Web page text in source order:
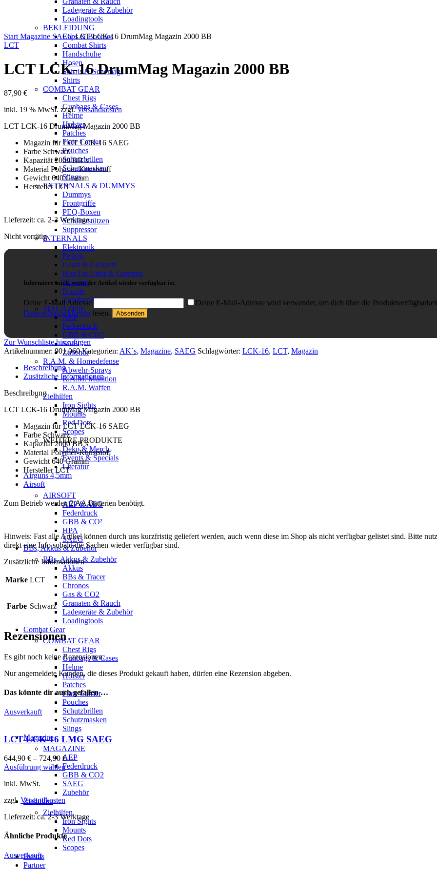
Ladegeräte & Zubehör
Loadingtools
BEKLEIDUNG
Caps & Boonies
Combat Shirts
Handschuhe
Hosen
Schals & Schemags
Shirts
COMBAT GEAR
Chest Rigs
Gunbags & Cases
Helme
Holster
Patches
Plate Carrier
Pouches
Schutzbrillen
Schutzmasken
Slings
EXTERNALS & DUMMYS
Dummys
Frontgriffe
PEQ-Boxen
Schulterstützen
Suppressor
INTERNALS
Elektronik
Federn
Gears & Gearsets
Hop Up Units & Gummis
Motoren
Nozzle
Zubehör & Werkzeuge
MAGAZINE
AEP
Federdruck
GBB & CO2
SAEG
Zubehör
R.A.M. & Homedefense
Abwehr-Sprays
R.A.M. Munition
R.A.M. Waffen
Zielhilfen
Iron Sights
Mounts
Red Dots
Scopes
WEITERE PRODUKTE
Deko & Merch
Events & Specials
Literatur
Airguns 4,5mm
Airsoft
AIRSOFT
AEP & AEG
Federdruck
GBB & CO²
HPA
SAEG
BBs, Akkus & Zubehör
BBs, Akkus & Zubehör
Akkus
BBs & Tracer
Chronos
Gas & CO2
Granaten & Rauch
Ladegeräte & Zubehör
Loadingtools
Combat Gear
COMBAT GEAR
Chest Rigs
Gunbags & Cases
Helme
Holster
Patches
Plate Carrier
Pouches
Schutzbrillen
Schutzmasken
Slings
Magazine
MAGAZINE
AEP
Federdruck
GBB & CO2
SAEG
Zubehör
Zielhilfen
Zielhilfen
Iron Sights
Mounts
Red Dots
Scopes
Events
Partner
Start Magazine SAEGLCT LCK-16 DrumMag Magazin 2000 BB
LCT
LCT LCK-16 DrumMag Magazin 2000 BB
87,90 €
inkl. 19 % MwSt. zzgl.Versandkosten
LCT LCK-16 DrumMag Magazin 2000 BB
Magazin für LCT LCK-16 SAEG
Farbe Schwarz
Kapazität 2000 BB´s
Material Polymer-Kunststoff
Gewicht 640 Gramm
Hersteller LCT
Lieferzeit: ca. 2-3 Werktage
Nicht vorrätig
Informiere mich, wenn der Artikel wieder verfügbar ist.
Deine E-Mail Adresse
Deine E-Mail-Adresse wird verwendet, um dich über die
Datenschutzerklärung lesen.
Zur Wunschliste hinzufügen
Artikelnummer: 901.060Kategorien: AK`s, Magazine, SAEG Schlagwörter: LCK-16, LCT, Magazin
Beschreibung
Zusätzliche Informationen
Beschreibung
LCT LCK-16 DrumMag Magazin 2000 BB
Magazin für LCT LCK-16 SAEG
Farbe Schwarz
Kapazität 2000 BB´s
Material Polymer-Kunststoff
Gewicht 640 Gramm
Hersteller LCT
Zum Betrieb werden 2 AA Batterien benötigt.
Hinweis: Fast alle Artikel können durch uns kurzfristig geliefert werden, auch wenn diese im Shop als nicht verfügbar gelistet sind. Bitte
direkt eine Info sobald die Sachen wieder verfügbar sind.
Zusätzliche Informationen
Marke LCT
Farbe Schwarz
Rezensionen
Es gibt noch keine Rezensionen.
Nur angemeldete Kunden, die dieses Produkt gekauft haben, dürfen eine Rezension abgeben.
Das könnte dir auch gefallen …
Ausverkauft
LCT LCK-16 LMG SAEG
644,90 € – 724,90 €
Ausführung wählen
inkl. MwSt.
zzgl. Versandkosten
Lieferzeit:ca. 2-3 Werktage
Ähnliche Produkte
Ausverkauft